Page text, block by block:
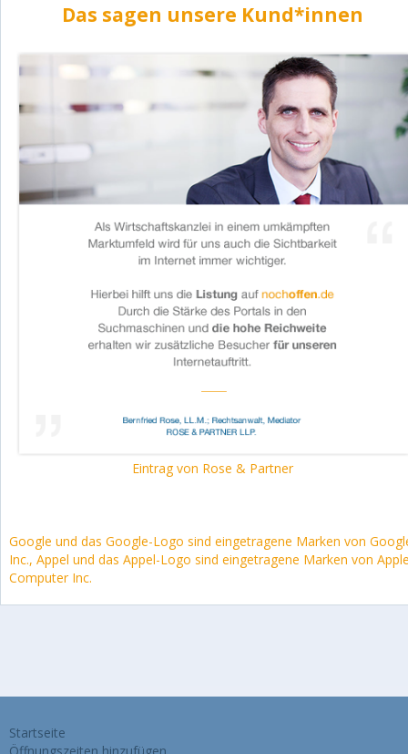
Das sagen unsere Kund*innen
Eintrag von Rose & Partner
Google und das Google-Logo sind eingetragene Marken von
Inc., Appel und das Appel-Logo sind eingetragene Marken von
Computer Inc.
Startseite
Öffnungszeiten hinzufügen